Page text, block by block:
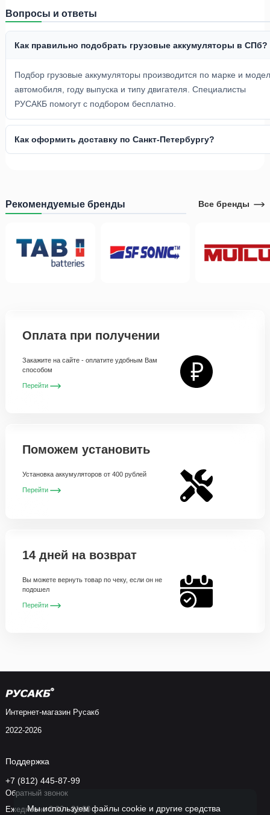
Вопросы и ответы
Как правильно подобрать грузовые аккумуляторы в СПб?
Подбор грузовые аккумуляторы производится по марке и
автомобиля, году выпуска и типу двигателя. Специалисты
РУСАКБ помогут с подбором бесплатно.
Как оформить доставку по Санкт-Петербургу?
Рекомендуемые бренды Все бренды
Оплата при получении
Закажите на сайте - оплатите удобным Вам
способом
Перейти
Поможем установить
Установка аккумуляторов от 400 рублей
Перейти
14 дней на возврат
Вы можете вернуть товар по чеку, если он не
подошел
Перейти
Мы используем файлы cookie и другие средства
Интернет-магазин Русакб
2022-2026
Поддержка
+7 (812) 445-87-99
Обратный звонок
Ежедневно 9:00 - 21:00